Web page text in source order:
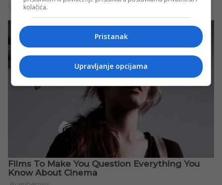
kolačića.
Pristanak
Upravljanje opcijama